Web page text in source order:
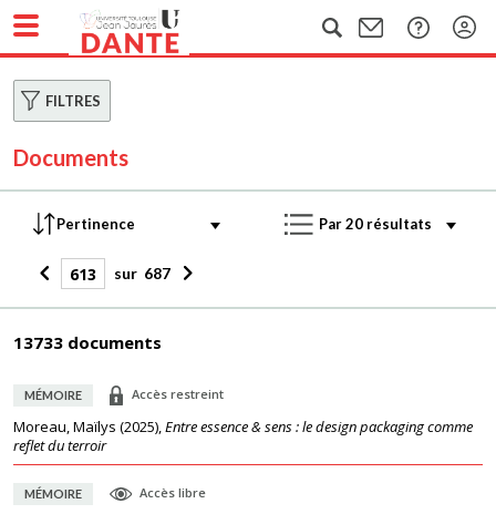
FILTRES
Documents
sur 687
13733 documents
MÉMOIRE Accès restreint
Moreau, Maïlys (2025),Entre essence & sens : le design packaging comme
reflet du terroir
MÉMOIRE Accès libre